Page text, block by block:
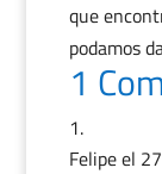
que
podamos
1
Felipeel